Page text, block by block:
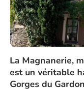
La Magnanerie,
est un véritable
Gorges du